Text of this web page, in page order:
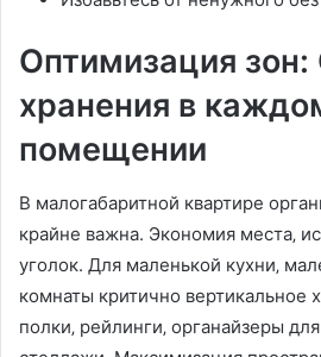
Оптимизация
хранения в
помещении
В малогабаритной квартире
крайне важна. Экономия места‚
уголок. Для маленькой кухни‚
комнаты критично вертикальное
полки‚ рейлинги‚ органайзеры